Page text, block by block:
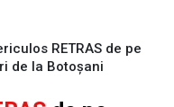
RETRAS de pe
de la Botoșani